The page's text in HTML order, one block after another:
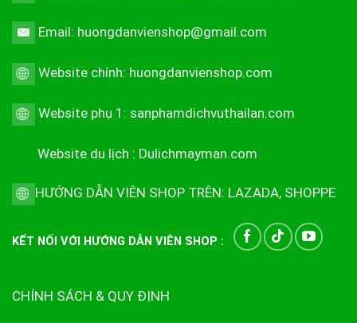
Email: huongdanvienshop@gmail.com
Website chính: huongdanvienshop.com
Website phụ 1: sanphamdichvuthailan.com
Website du lịch : Dulichmayman.com
HƯỚNG DẪN VIÊN SHOP TRÊN: LAZADA, SHOPPE
KẾT NỐI VỚI HƯỚNG DẪN VIÊN SHOP :
CHÍNH SÁCH & QUY ĐỊNH